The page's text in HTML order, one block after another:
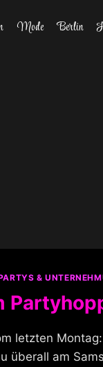
Mode Berlin
&
letzten
überall am